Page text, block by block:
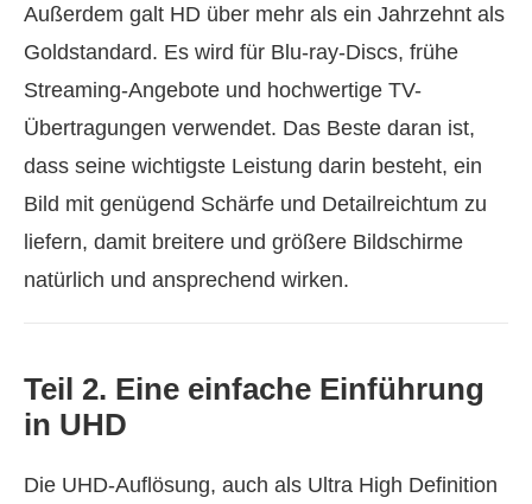
Außerdem galt HD über mehr als ein Jahrzehnt als
Goldstandard. Es wird für Blu-ray-Discs, frühe
Streaming-Angebote und hochwertige TV-
Übertragungen verwendet. Das Beste daran ist,
dass seine wichtigste Leistung darin besteht, ein
Bild mit genügend Schärfe und Detailreichtum zu
liefern, damit breitere und größere Bildschirme
natürlich und ansprechend wirken.
Teil 2. Eine einfache Einführung
in UHD
Die UHD-Auflösung, auch als Ultra High Definition